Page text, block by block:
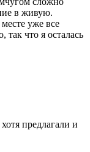
в живую.
уже все
так что я осталась
предлагали и